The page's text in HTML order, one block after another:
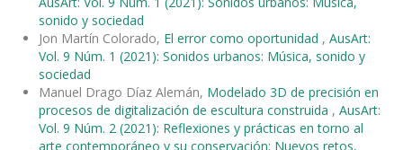
sonido y sociedad
Jon Martín Colorado, El error como oportunidad , AusArt:
Vol. 9 Núm. 1 (2021): Sonidos urbanos: Música, sonido y
sociedad
Manuel Drago Díaz Alemán, Modelado 3D de precisión en
procesos de digitalización de escultura construida , AusArt:
Vol. 9 Núm. 2 (2021): Reflexiones y prácticas en torno al
arte contemporáneo y su conservación: Nuevos retos,